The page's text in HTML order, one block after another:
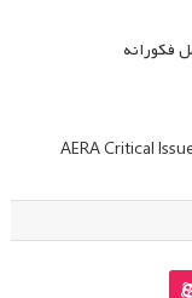
فکورانه